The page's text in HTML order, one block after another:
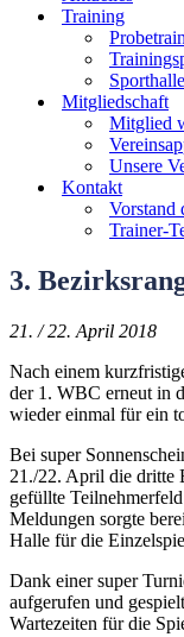
Training
Mitgliedschaft
Mitglied
Unsere
Kontakt
Vorstand
Trainer-
3.
21. / 22. April 2018
Nach einem
der 1. WBC erneut in
wieder einmal für ein
Bei super
21./22. April die dritte
gefüllte
Meldungen sorgte
Halle für die E
Dank einer super
aufgerufen und
Wartezeiten für die